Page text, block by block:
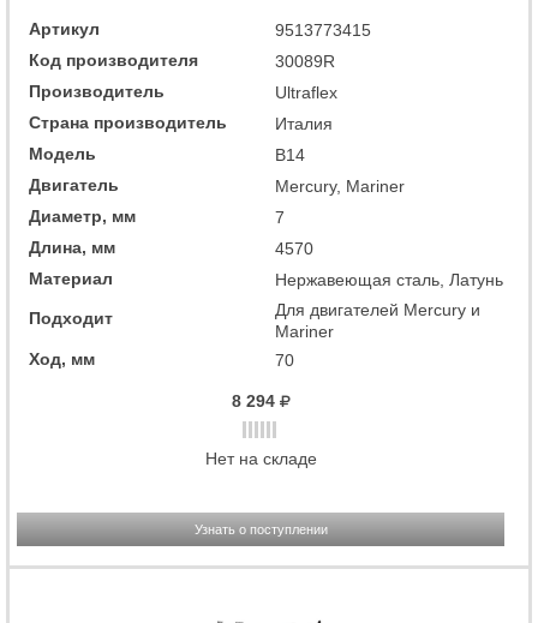
Артикул
9513773415
Код производителя
30089R
Производитель
Ultraflex
Страна производитель
Италия
Модель
B14
Двигатель
Mercury, Mariner
Диаметр, мм
7
Длина, мм
4570
Материал
Нержавеющая сталь, Латунь
Подходит
Для двигателей Mercury и
Mariner
Ход, мм
70
8 294
Нет на складе
Узнать о поступлении